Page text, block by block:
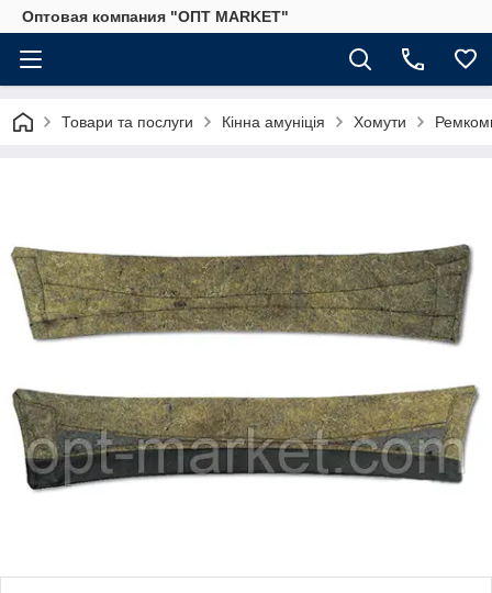
Оптовая компания "ОПТ MARKET"
Товари та послуги Кінна амуніція Хомути